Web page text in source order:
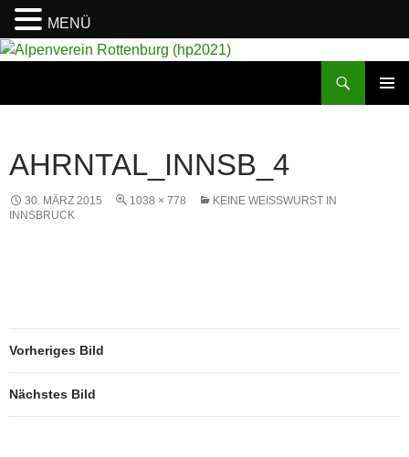
AHRNTAL_INNSB_4
30. MÄRZ 2015 1038 × 778
KEINE WEISSWURST IN I
NNSBRUCK
Vorheriges Bild
Nächstes Bild
MENÜ